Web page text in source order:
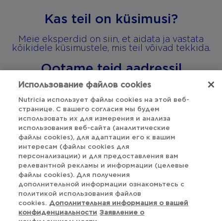
Kas teil on küsimusi?
Meie eksperdid on siin, et aidata ja vastata
kõikidele küsimustele, mis teil võivad tekkida.
Ootame teid aadressil
aptaclub.ee@danone.com
Наверх
Заявление о конфиденциальности
Политика cookie-файлов
Настройки файлов cookie
Использование файлов cookies
Nutricia использует файлы cookies на этой веб-
странице. С вашего согласия мы будем
использовать их для измерения и анализа
использования веб-сайта (аналитические
файлы cookies), для адаптации его к вашим
интересам (файлы cookies для
персонализации) и для предоставления вам
релевантной рекламы и информации (целевые
файлы cookies). Для получения
дополнительной информации ознакомьтесь с
политикой использования файлов
cookies. Дополнительная информация о вашей
конфиденциальности Заявление о